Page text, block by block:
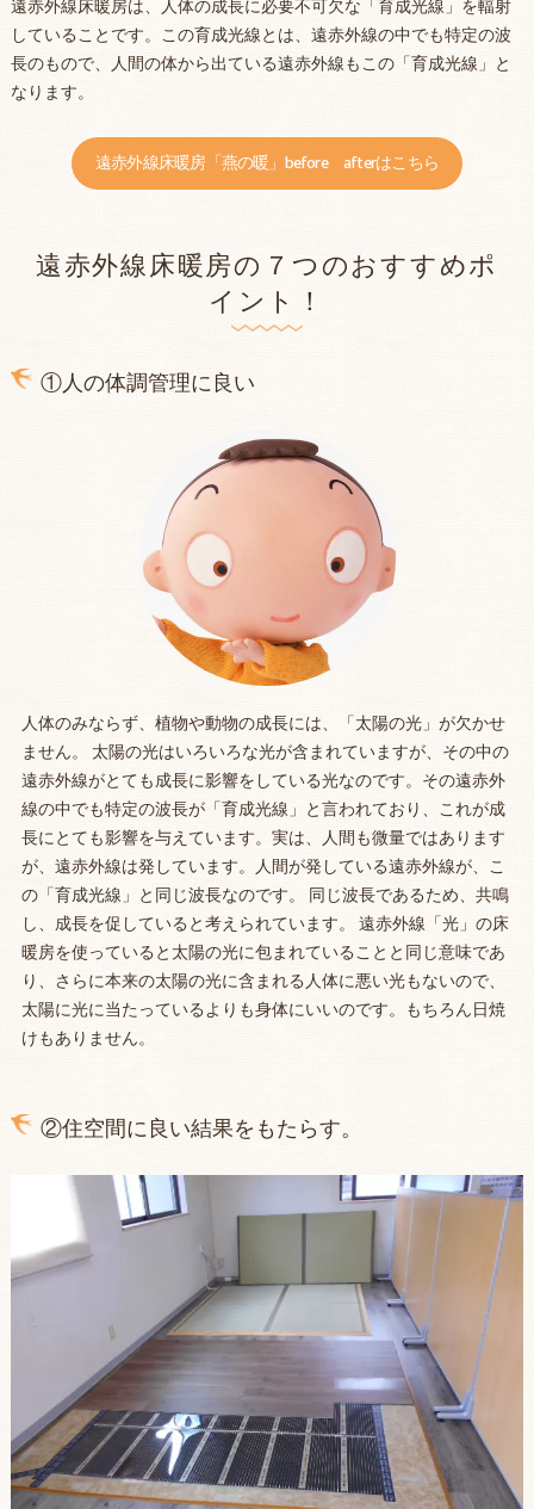
遠赤外線床暖房は、人体の成長に必要不可欠な「育成光線」を輻射
していることです。この育成光線とは、遠赤外線の中でも特定の波
長のもので、人間の体から出ている遠赤外線もこの「育成光線」と
なります。
遠赤外線床暖房「燕の暖」before afterはこちら
遠赤外線床暖房の７つのおすすめポ
イント！
①人の体調管理に良い
人体のみならず、植物や動物の成長には、「太陽の光」が欠かせ
ません。 太陽の光はいろいろな光が含まれていますが、その中の
遠赤外線がとても成長に影響をしている光なのです。その遠赤外
線の中でも特定の波長が「育成光線」と言われており、これが成
長にとても影響を与えています。実は、人間も微量ではあります
が、遠赤外線は発しています。人間が発している遠赤外線が、こ
の「育成光線」と同じ波長なのです。 同じ波長であるため、共鳴
し、成長を促していると考えられています。 遠赤外線「光」の床
暖房を使っていると太陽の光に包まれていることと同じ意味であ
り、さらに本来の太陽の光に含まれる人体に悪い光もないので、
太陽に光に当たっているよりも身体にいいのです。もちろん日焼
けもありません。
②住空間に良い結果をもたらす。